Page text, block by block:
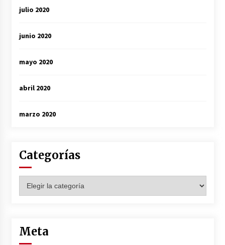
julio 2020
junio 2020
mayo 2020
abril 2020
marzo 2020
Categorías
Meta